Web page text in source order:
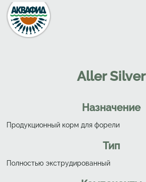
Перейти к основному содержанию
Aller Silver
Назначение
Продукционный корм для форели
Тип
Полностью экструдированный